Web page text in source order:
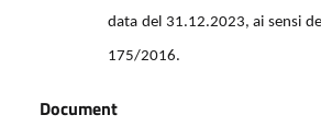
data del 31.12.2023, ai sensi
175/2016.
Document